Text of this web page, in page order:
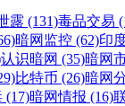
露 (131)毒品交易
暗网监控 (62)印
认识暗网 (35)暗网
比特币 (26)暗网
(17)暗网情报 (16)